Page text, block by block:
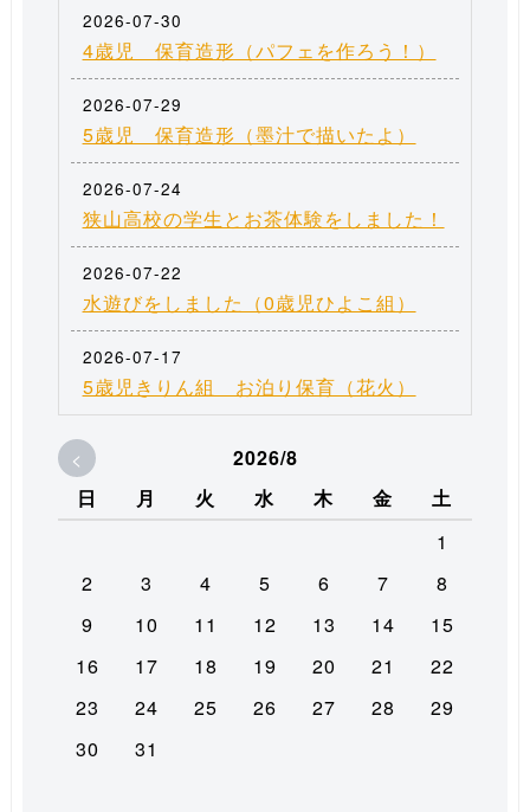
2026-07-30
4歳児 保育造形（パフェを作ろう！）
2026-07-29
5歳児 保育造形（墨汁で描いたよ）
2026-07-24
狭山高校の学生とお茶体験をしました！
2026-07-22
水遊びをしました（0歳児ひよこ組）
2026-07-17
5歳児きりん組 お泊り保育（花火）
<
2026/8
日
月 火 水 木 金
土
1
2
3 4 5 6 7
8
9
10 11 12 13 14
15
16
17 18 19 20 21
22
23
24 25 26 27 28
29
30
31